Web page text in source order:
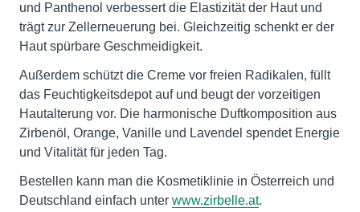
und Panthenol verbessert die Elastizität der Haut und
trägt zur Zellerneuerung bei. Gleichzeitig schenkt er der
Haut spürbare Geschmeidigkeit.
Außerdem schützt die Creme vor freien Radikalen, füllt
das Feuchtigkeitsdepot auf und beugt der vorzeitigen
Hautalterung vor. Die harmonische Duftkomposition aus
Zirbenöl, Orange, Vanille und Lavendel spendet Energie
und Vitalität für jeden Tag.
Bestellen kann man die Kosmetiklinie in Österreich und
Deutschland einfach unter www.zirbelle.at.